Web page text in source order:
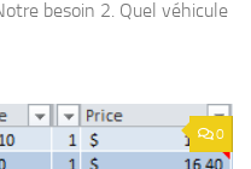
besoin 2. Quel véhicule
0